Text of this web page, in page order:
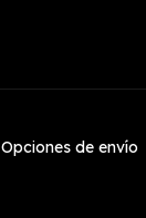
Opciones de envío